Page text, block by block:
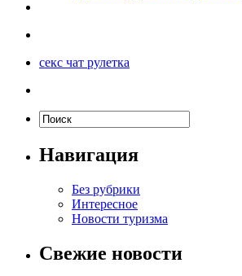
секс чат рулетка
Навигация
Без рубрики
Интересное
Новости туризма
Свежие новости